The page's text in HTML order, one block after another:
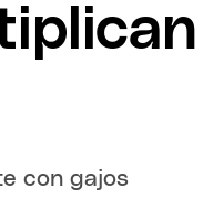
con gajos